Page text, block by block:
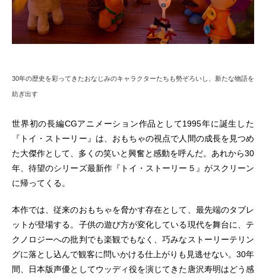
30年の歴史を彩ってきたおなじみのキャラクターたちも勢ぞろいし、新たな物語を
紡ぎ出す
世界初の長編CGアニメーション作品として1995年に誕生した
『トイ・ストーリー』は、おもちゃの視点で人間の成長を見つめ
た大傑作として、多くの笑いと興奮と感動を呼んだ。あれから30
年、待望のシリーズ最新作『トイ・ストーリー５』がスクリーン
に帰ってくる。
本作では、従来のおもちゃを脅かす存在として、最先端のタブレ
ットが登場する。子供の遊び方が変化している現代を舞台に、テ
クノロジーへの批判でも楽観でもなく、巧みなストーリーテリン
グに落とし込んで観客に問いかける仕上がりも見逃せない。30年
間、日本版声優としてウッディ役を演じてきた唐沢寿明はどう感